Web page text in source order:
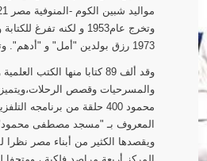
1973 رزق بولدين "أمل" و "أدهم". وتزوج ثانية عام 1983 وانتهى هذا الزواج أيضا بالطلاق عام 1987
وقد ألف 89 كتابا منها
والمسرحيات وقصص
المعروف بـ "مسجد مصطفى محمود"
ويقصدها الكثير من أبناء مصر